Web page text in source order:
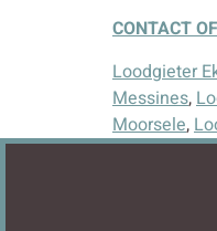
CONTACT
Loodgieter
Messines,
Moorsele,